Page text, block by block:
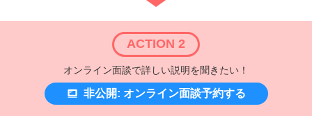
ACTION 2
オンライン面談で詳しい説明を聞きたい！
非公開: オンライン面談予約する